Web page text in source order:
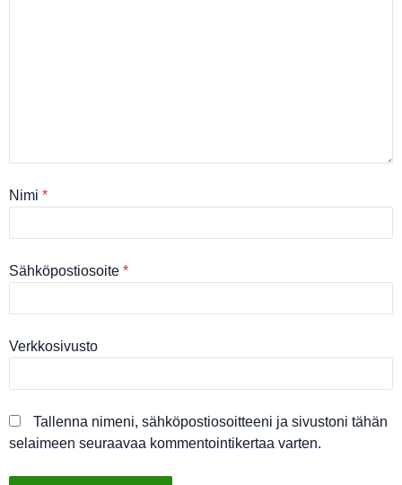
Nimi *
Sähköpostiosoite *
Verkkosivusto
Tallenna nimeni, sähköpostiosoitteeni ja sivustoni tähän
selaimeen seuraavaa kommentointikertaa varten.